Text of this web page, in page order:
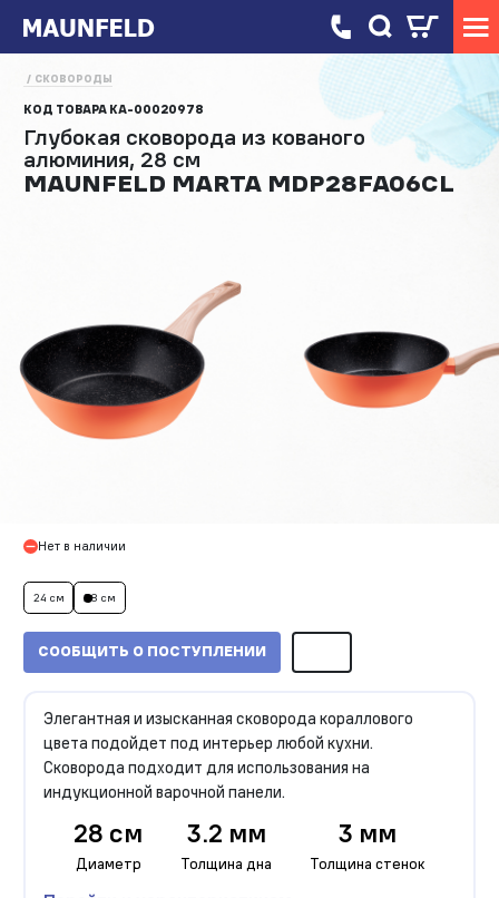
СКОВОРОДЫ
КОД ТОВАРА КА-00020978
Глубокая сковорода из кованого
алюминия, 28 см
MAUNFELD MARTA MDP28FA06CL
Нет в наличии
24 см 28 см
СООБЩИТЬ О ПОСТУПЛЕНИИ
Элегантная и изысканная сковорода кораллового
цвета подойдет под интерьер любой кухни.
Сковорода подходит для использования на
индукционной варочной панели.
28 см
Диаметр
3.2 мм
Толщина дна
3 мм
Толщина стенок